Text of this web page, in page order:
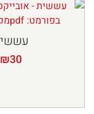
₪30